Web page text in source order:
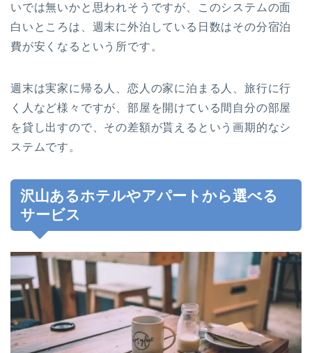
いでは無いかと思われそうですが、このシステムの面
白いところは、週末に外泊している日数はその分宿泊
費が安くなるという所です。
週末は実家に帰る人、恋人の家に泊まる人、旅行に行
く人など様々ですが、部屋を開けている間自分の部屋
を貸し出すので、その差額が貰えるという画期的なシ
ステムです。
沢山あるホテルやアパートから選べる
サービス